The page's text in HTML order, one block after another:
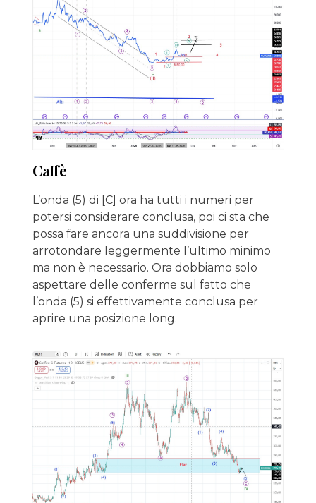
Caffè
L’onda (5) di [C] ora ha tutti i numeri per
potersi considerare conclusa, poi ci sta che
possa fare ancora una suddivisione per
arrotondare leggermente l’ultimo minimo
ma non è necessario. Ora dobbiamo solo
aspettare delle conferme sul fatto che
l’onda (5) si effettivamente conclusa per
aprire una posizione long.